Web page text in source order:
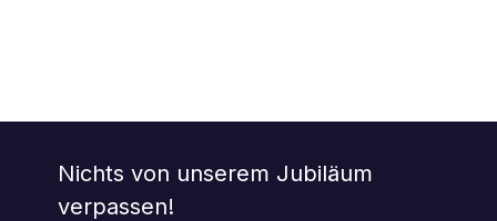
Nichts von unserem Jubiläum
verpassen!